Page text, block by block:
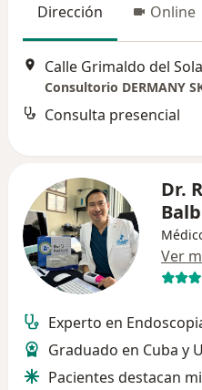
Dirección Online
Consultorio DERMANY
Consulta presencial
Dr.
Ver
Experto en
Graduado en Cuba y
Pacientes destacan